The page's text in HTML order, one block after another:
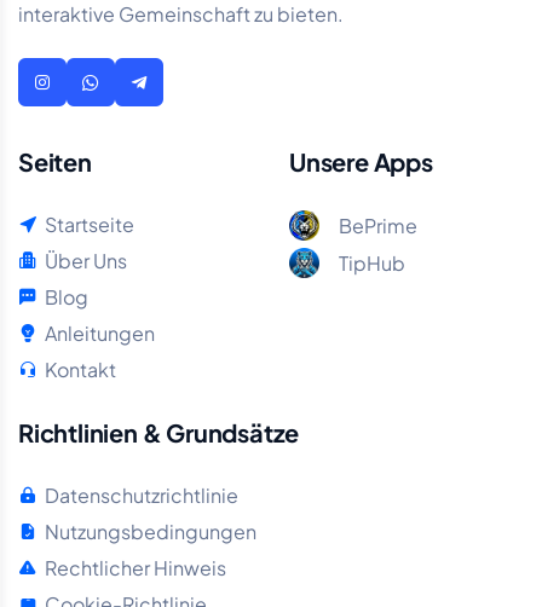
interaktive Gemeinschaft zu bieten.
Seiten
Startseite
Über Uns
Blog
Anleitungen
Kontakt
Unsere Apps
BePrime
TipHub
Richtlinien & Grundsätze
Datenschutzrichtlinie
Nutzungsbedingungen
Rechtlicher Hinweis